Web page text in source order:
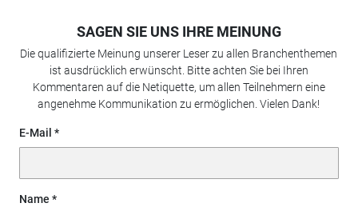
SAGEN SIE UNS IHRE MEINUNG
Die qualifizierte Meinung unserer Leser zu allen Branchenthemen
ist ausdrücklich erwünscht. Bitte achten Sie bei Ihren
Kommentaren auf die Netiquette, um allen Teilnehmern eine
angenehme Kommunikation zu ermöglichen. Vielen Dank!
E-Mail
Name